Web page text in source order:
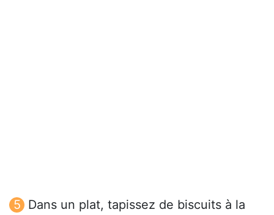
Dans un plat, tapissez de biscuits à la